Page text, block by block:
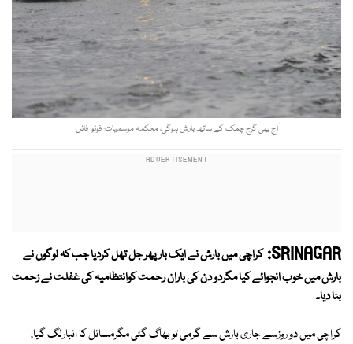
آج بھی گرج چمک کے ساتھ بارش ہوگی، محکمہ موسمیات: فوٹو: فائل
SRINAGAR: کراچی میں بارش نے ایک بار پھر جل تھل کردیا جب کہ لوگوں نے
بارش میں خوب انجوائے کیا مگردو دن کی باران رحمت کوانتظامیہ کی غفلت نے زحمت
بنا دیا۔
کراچی میں دو روزسے جاری بارش سے گرمی تو بھاگ گئی مگرمسائل کا انبارلگ گیا،